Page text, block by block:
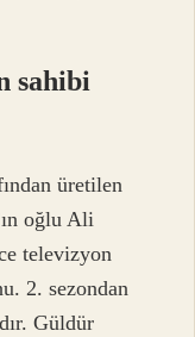
sahibi
üretilen
oğlu Ali
televizyon
2. sezondan
Güldür